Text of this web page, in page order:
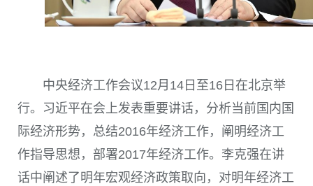
中央经济工作会议12月14日至16日在北京举
行。习近平在会上发表重要讲话，分析当前国内国
际经济形势，总结2016年经济工作，阐明经济工
作指导思想，部署2017年经济工作。李克强在讲
话中阐述了明年宏观经济政策取向，对明年经济工